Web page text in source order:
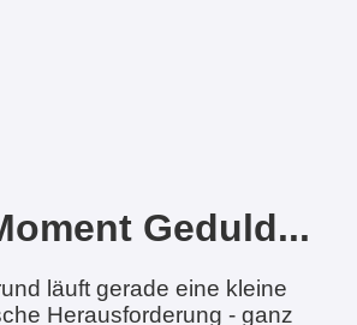
Geduld...
läuft gerade eine kleine
Herausforderung - ganz